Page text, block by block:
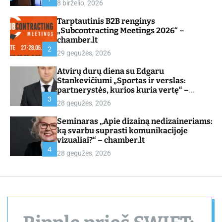
8 birželio, 2026
2
Tarptautinis B2B renginys
„Subcontracting Meetings 2026“ –
chamber.lt
29 gegužės, 2026
3
Atvirų durų diena su Edgaru
Stankevičiumi „Sportas ir verslas:
partnerystės, kurios kuria vertę“ –
chamber.lt
28 gegužės, 2026
4
Seminaras „Apie dizainą nedizaineriams:
ką svarbu suprasti komunikacijoje
vizualiai?“ – chamber.lt
28 gegužės, 2026